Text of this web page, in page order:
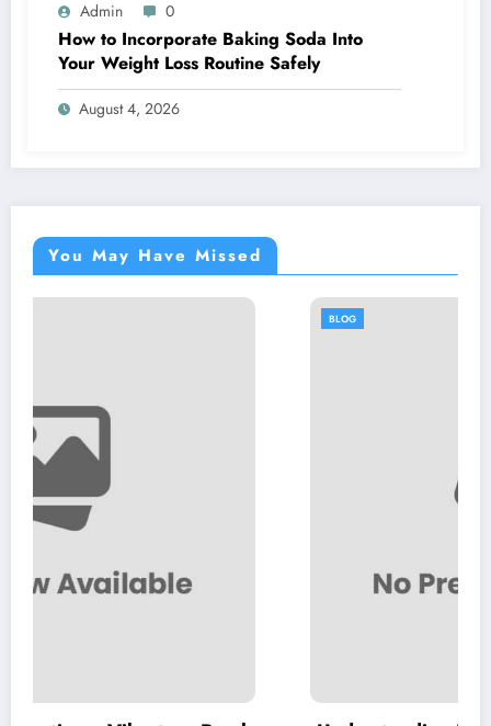
Admin 0
How to Incorporate Baking Soda Into
Your Weight Loss Routine Safely
August 4, 2026
You May Have Missed